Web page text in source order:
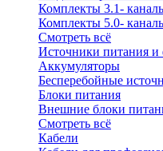
Комплекты 3.1-
Комплекты 5.0-
Смотреть всё
Источники питания и
Аккумуляторы
Бесперебойные
Блоки питания
Внешние блоки
Смотреть всё
Кабели